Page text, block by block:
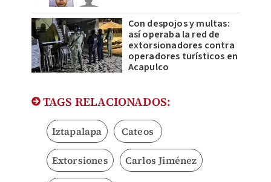
Con despojos y multas:
así operaba la red de
extorsionadores contra
operadores turísticos en
Acapulco
TAGS RELACIONADOS:
Iztapalapa Cateos
Extorsiones Carlos Jiménez